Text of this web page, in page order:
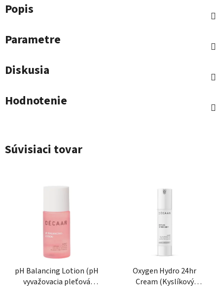
Popis
Parametre
Diskusia
Hodnotenie
Súvisiaci tovar
pH Balancing Lotion (pH
vyvažovacia pleťová
Oxygen Hydro 24hr
Cream (Kyslíkový